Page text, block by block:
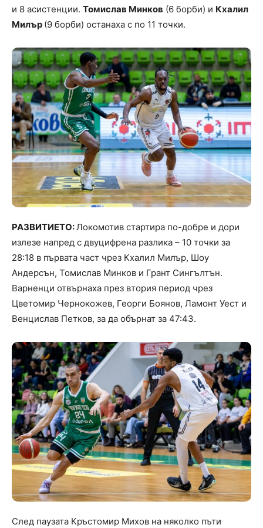
и 8 асистенции. Томислав Минков (6 борби) и Кхалил
Милър (9 борби) останаха с по 11 точки.
РАЗВИТИЕТО:Локомотив стартира по-добре и дори
излезе напред с двуцифрена разлика – 10 точки за
28:18 в първата част чрез Кхалил Милър, Шоу
Андерсън, Томислав Минков и Грант Сингълтън.
Варненци отвърнаха през втория период чрез
Цветомир Чернокожев, Георги Боянов, Ламонт Уест и
Венцислав Петков, за да обърнат за 47:43.
След паузата Кръстомир Михов на няколко пъти